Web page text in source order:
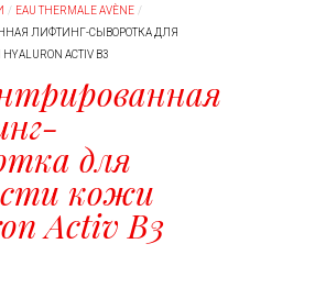
EAU THERMALE AVÈNE
ЛИФТИНГ-СЫВОРОТКА ДЛЯ
ACTIV B3
для
кожи
Activ B3